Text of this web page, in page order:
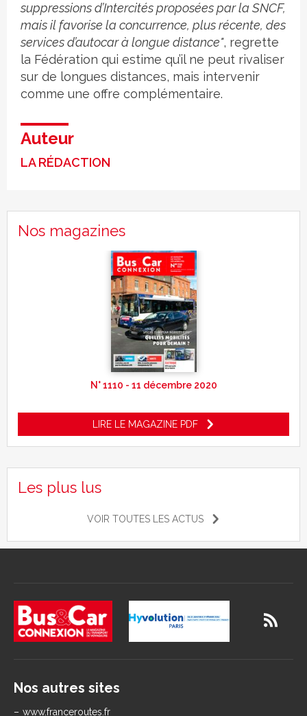
suppressions d’Intercités proposées par la SNCF,
mais il favorise la concurrence, plus récente, des
services d’autocar à longue distance", regrette
la Fédération qui estime qu’il ne peut rivaliser
sur de longues distances, mais intervenir
comme une offre complémentaire.
Auteur
LA RÉDACTION
Nos magazines
N° 1110 - 11 décembre 2020
LIRE LE MAGAZINE PDF
Les plus lus
VOIR TOUTES LES ACTUS
Nos autres sites
www.franceroutes.fr